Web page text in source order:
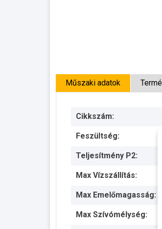
Műszaki adatok
Cikkszám:
Feszültség:
Teljesítmény P2:
Max Vízszállítás:
Max Emelőmagasság:
Max Szívómélység: